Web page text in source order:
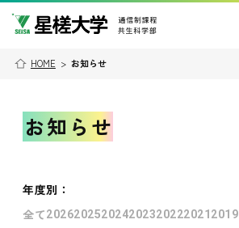
HOME > お知らせ
お知らせ
年度別 ：
全て202620252024202320222021 2019